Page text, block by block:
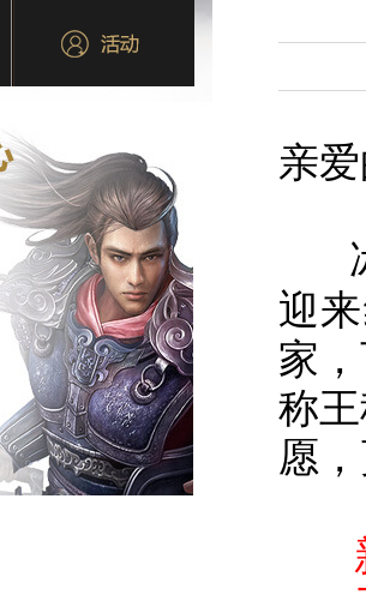
亲
冰
迎
家
称
愿